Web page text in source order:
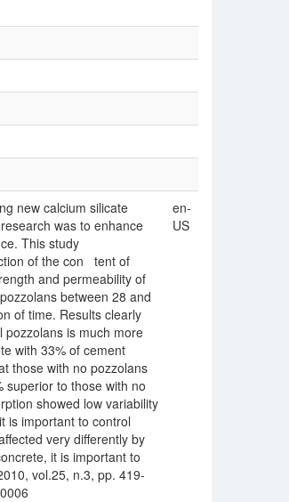
new calcium silicate
was to enhance
This study
of the con tent of
and permeability of
between 28 and
of time. Results clearly
is much more
with 33% of cement
those with no pozzolans
superior to those with no
showed low variability
is important to control
very differently by
it is important to
vol.25, n.3, pp. 419-
en-
US